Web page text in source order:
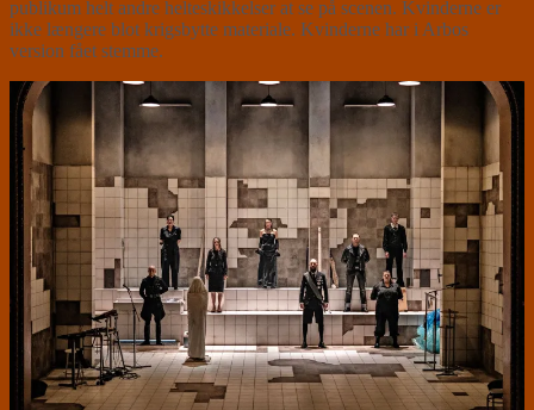
publikum helt andre helteskikkelser at se på scenen. Kvinderne er
ikke længere blot krigsbytte materiale. Kvinderne har i Arbos
version fået stemme.